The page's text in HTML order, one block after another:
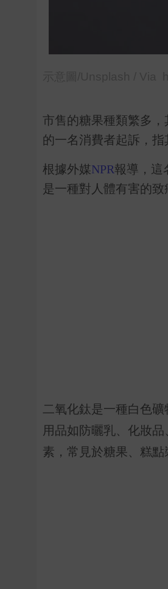
市售的糖果種類繁多
的一名消費者起訴，
根據外媒NPR報導，這
是一種對人體有害的致
二氧化鈦是一種白色
用品如防曬乳、化妝
素，常見於糖果、糕點